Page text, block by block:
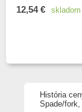
12,54 € skladom
História
Spade/fork,